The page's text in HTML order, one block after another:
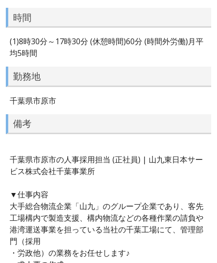
時間
(1)8時30分～17時30分 (休憩時間)60分 (時間外労働)月平
均5時間
勤務地
千葉県市原市
備考
千葉県市原市の人事採用担当 (正社員) | 山九東日本サー
ビス株式会社千葉事業所
▼仕事内容
大手総合物流企業「山九」のグループ企業であり、客先
工場構内で製造支援、構内物流などの各種作業の請負や
港湾運送事業を担っている当社の千葉工場にて、管理部
門（採用
・労政他）の業務をお任せします♪